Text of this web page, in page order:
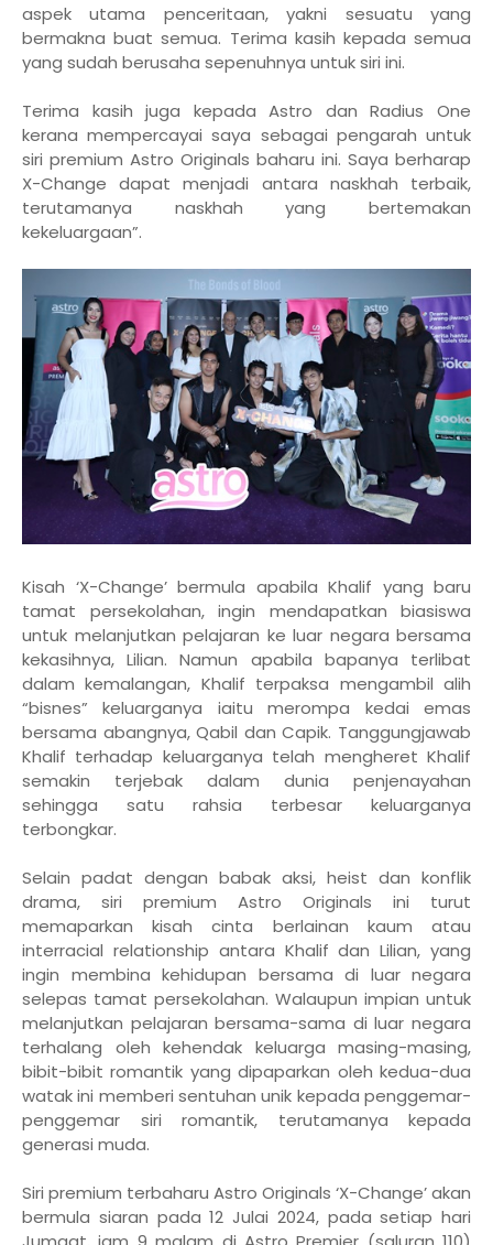
aspek utama penceritaan, yakni sesuatu yang
bermakna buat semua. Terima kasih kepada semua
yang sudah berusaha sepenuhnya untuk siri ini.
Terima kasih juga kepada Astro dan Radius One
kerana mempercayai saya sebagai pengarah untuk
siri premium Astro Originals baharu ini. Saya berharap
X-Change dapat menjadi antara naskhah terbaik,
terutamanya naskhah yang bertemakan
kekeluargaan”.
Kisah ‘X-Change’ bermula apabila Khalif yang baru
tamat persekolahan, ingin mendapatkan biasiswa
untuk melanjutkan pelajaran ke luar negara bersama
kekasihnya, Lilian. Namun apabila bapanya terlibat
dalam kemalangan, Khalif terpaksa mengambil alih
“bisnes” keluarganya iaitu merompa kedai emas
bersama abangnya, Qabil dan Capik. Tanggungjawab
Khalif terhadap keluarganya telah mengheret Khalif
semakin terjebak dalam dunia penjenayahan
sehingga satu rahsia terbesar keluarganya
terbongkar.
Selain padat dengan babak aksi, heist dan konflik
drama, siri premium Astro Originals ini turut
memaparkan kisah cinta berlainan kaum atau
interracial relationship antara Khalif dan Lilian, yang
ingin membina kehidupan bersama di luar negara
selepas tamat persekolahan. Walaupun impian untuk
melanjutkan pelajaran bersama-sama di luar negara
terhalang oleh kehendak keluarga masing-masing,
bibit-bibit romantik yang dipaparkan oleh kedua-dua
watak ini memberi sentuhan unik kepada penggemar-
penggemar siri romantik, terutamanya kepada
generasi muda.
Siri premium terbaharu Astro Originals ‘X-Change’ akan
bermula siaran pada 12 Julai 2024, pada setiap hari